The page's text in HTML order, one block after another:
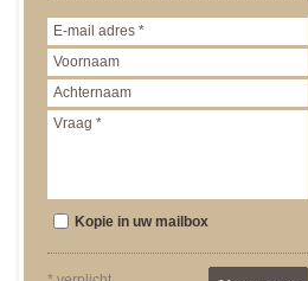
Kopie in uw mailbox